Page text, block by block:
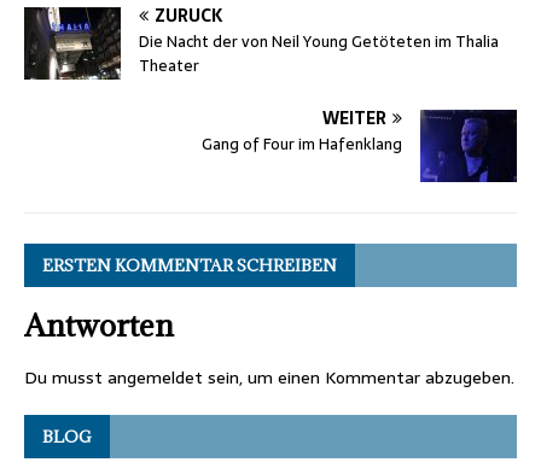
ZURÜCK
Die Nacht der von Neil Young Getöteten im Thalia
Theater
WEITER
Gang of Four im Hafenklang
ERSTEN KOMMENTAR SCHREIBEN
Antworten
Du musst angemeldet sein, um einen Kommentar abzugeben.
BLOG